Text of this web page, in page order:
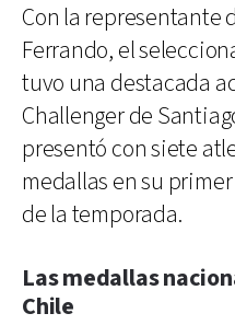
Con la representante
Ferrando, el
tuvo una destacada
Challenger de
presentó con siete
medallas en su
de la temporada.
Las medallas
Chile